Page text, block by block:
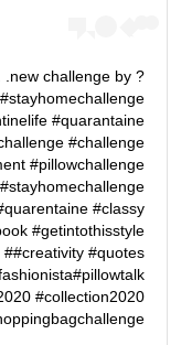
.new challenge by
#quarantaine
#challenge
#pillowchallenge
#classy
#getintothisstyle
#quotes
#collection2020